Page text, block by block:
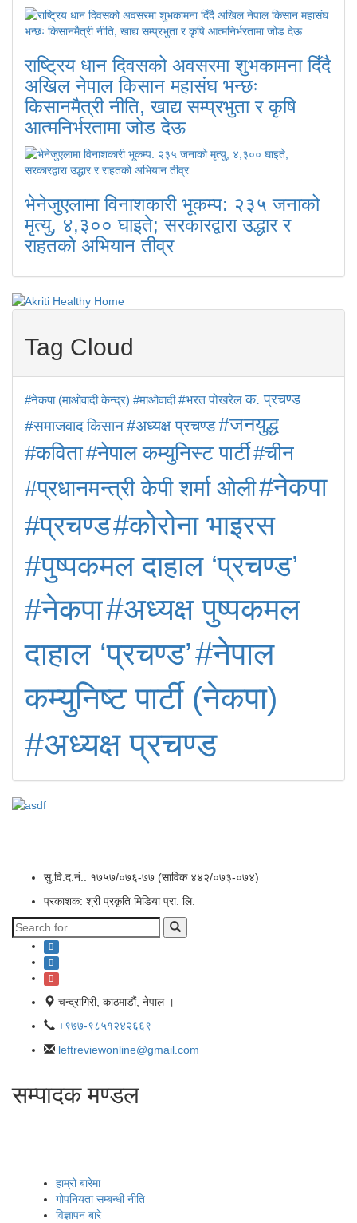
राष्ट्रिय धान दिवसको अवसरमा शुभकामना दिँदै
अखिल नेपाल किसान महासंघ भन्छः
किसानमैत्री नीति, खाद्य सम्प्रभुता र कृषि
आत्मनिर्भरतामा जोड देऊ
भेनेजुएलामा विनाशकारी भूकम्प: २३५ जनाको
मृत्यु, ४,३०० घाइते; सरकारद्वारा उद्धार र
राहतको अभियान तीव्र
Tag Cloud
#नेकपा (माओवादी केन्द्र) #माओवादी #भरत पोखरेल क. प्रचण्ड
#समाजवादकिसान#अध्यक्ष प्रचण्ड#जनयुद्ध
#कविता#नेपाल कम्युनिस्ट पार्टी#चीन
#प्रधानमन्त्री केपी शर्मा ओली#नेकपा
#प्रचण्ड#कोरोना भाइरस
#पुष्पकमल दाहाल ‘प्रचण्ड’
#नेकपा#अध्यक्ष पुष्पकमल
दाहाल ‘प्रचण्ड’#नेपाल
कम्युनिष्ट पार्टी (नेकपा)
#अध्यक्ष प्रचण्ड
सु.वि.द.नं.: १७५७/०७६-७७ (साविक ४४२/०७३-०७४)
प्रकाशक: श्री प्रकृति मिडिया प्रा. लि.
चन्द्रागिरी, काठमाडाैं, नेपाल ।
+९७७-९८५१२४२६६९
leftreviewonline@gmail.com
सम्पादक मण्डल
हाम्रो बारेमा
गोपनियता सम्बन्धी नीति
विज्ञापन बारे